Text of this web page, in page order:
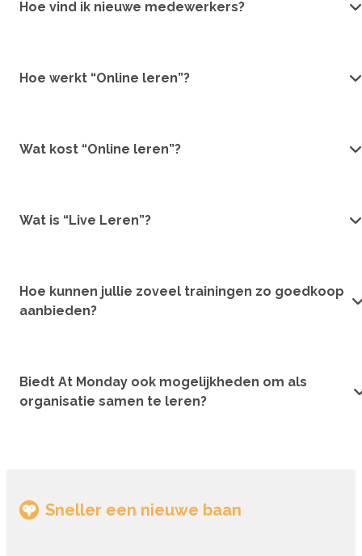
Hoe vind ik nieuwe medewerkers?
Hoe werkt “Online leren”?
Wat kost “Online leren”?
Wat is “Live Leren”?
Hoe kunnen jullie zoveel trainingen zo goedkoop
aanbieden?
Biedt At Monday ook mogelijkheden om als
organisatie samen te leren?
Sneller een nieuwe baan